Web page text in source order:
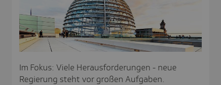
Im Fokus: Viele Herausforderungen - neue
Regierung steht vor großen Aufgaben.